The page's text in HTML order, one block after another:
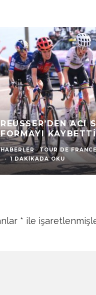
REUSSER’DEN ACI
FORMAYI KAYBETTI
HABERLER TOUR DE FRANCE
·
1 DAKIKADA OKU
* ile